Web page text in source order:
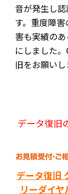
音が発生し
す。重度障
害も実績の
にしました
旧をお願いし
データ復旧
データ復旧
リーダイヤ